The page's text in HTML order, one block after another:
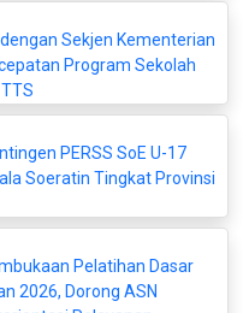
Sekjen Kementerian
Program Sekolah
PERSS SoE U-17
Soeratin Tingkat Provinsi
Pelatihan Dasar
2026, Dorong ASN